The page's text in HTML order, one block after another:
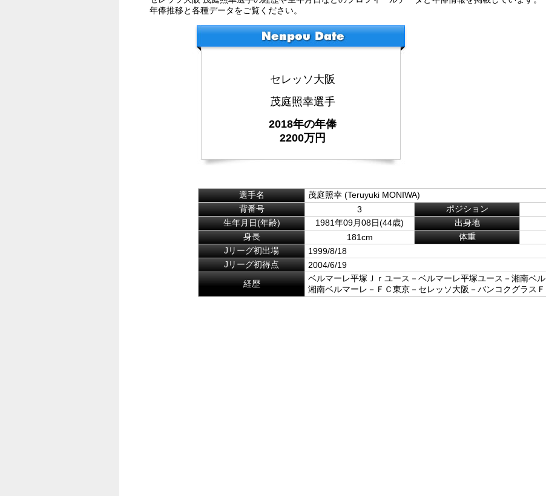
年俸推移と各種データをご覧ください。
セレッソ大阪
茂庭照幸選手
2018年の年俸
2200万円
選手名
茂庭照幸 (Teruyuki MONIWA)
背番号
3 ポジション
生年月日(年齢)
1981年09月08日(44歳) 出身地
身長
181cm 体重
Jリーグ初出場
1999/8/18
Jリーグ初得点
2004/6/19
経歴
ベルマーレ平塚Ｊｒユース－ベルマーレ平塚ユース－湘南ベ
湘南ベルマーレ－ＦＣ東京－セレッソ大阪－バンコクグラス